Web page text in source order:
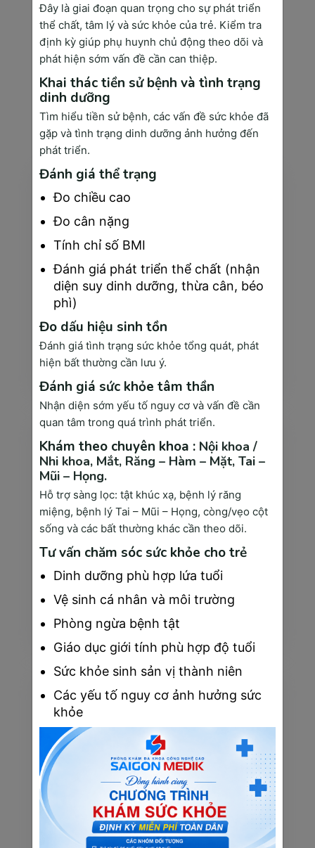
TIN TỨC LIÊN QUAN
có thể bạn quan tâm
Xét nghiệm nước tiểu
Xét nghiệm vi sinh
Xem thêm
Xét nghiệm nội tiết
Đây là giai đoạn quan trọng cho sự phát triển
thể chất, tâm lý và sức khỏe của trẻ. Kiểm tra
định kỳ giúp phụ huynh chủ động theo dõi và
phát hiện sớm vấn đề cần can thiệp.
Khai thác tiền sử bệnh và tình trạng
dinh dưỡng
Tìm hiểu tiền sử bệnh, các vấn đề sức khỏe đã
gặp và tình trạng dinh dưỡng ảnh hưởng đến
phát triển.
Đánh giá thể trạng
Đo chiều cao
Đo cân nặng
Tính chỉ số BMI
Đánh giá phát triển thể chất (nhận
diện suy dinh dưỡng, thừa cân, béo
phì)
Đo dấu hiệu sinh tồn
Đánh giá tình trạng sức khỏe tổng quát, phát
hiện bất thường cần lưu ý.
Đánh giá sức khỏe tâm thần
Nhận diện sớm yếu tố nguy cơ và vấn đề cần
quan tâm trong quá trình phát triển.
Khám theo chuyên khoa : Nội khoa /
Nhi khoa, Mắt, Răng – Hàm – Mặt, Tai –
Mũi – Họng.
Hỗ trợ sàng lọc: tật khúc xạ, bệnh lý răng
miệng, bệnh lý Tai – Mũi – Họng, còng/vẹo cột
sống và các bất thường khác cần theo dõi.
Tư vấn chăm sóc sức khỏe cho trẻ
Dinh dưỡng phù hợp lứa tuổi
Vệ sinh cá nhân và môi trường
Phòng ngừa bệnh tật
Giáo dục giới tính phù hợp độ tuổi
Sức khỏe sinh sản vị thành niên
Các yếu tố nguy cơ ảnh hưởng sức
khỏe